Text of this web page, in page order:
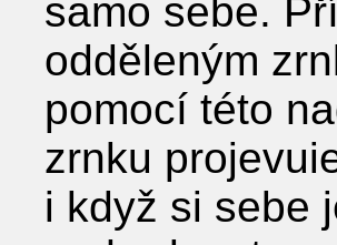
samo sebe.
odděleným
pomocí této
zrnku
i když si sebe